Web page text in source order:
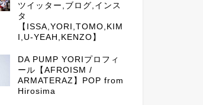
ツイッター,ブログ,インス
タ
【ISSA,YORI,TOMO,KIM
I,U-YEAH,KENZO】
DA PUMP YORIプロフィ
ール【AFROISM /
ARMATERAZ】POP from
Hirosima